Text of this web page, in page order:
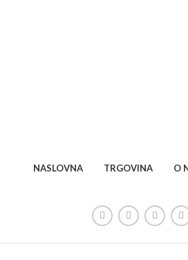
NASLOVNA TRGOVINA O